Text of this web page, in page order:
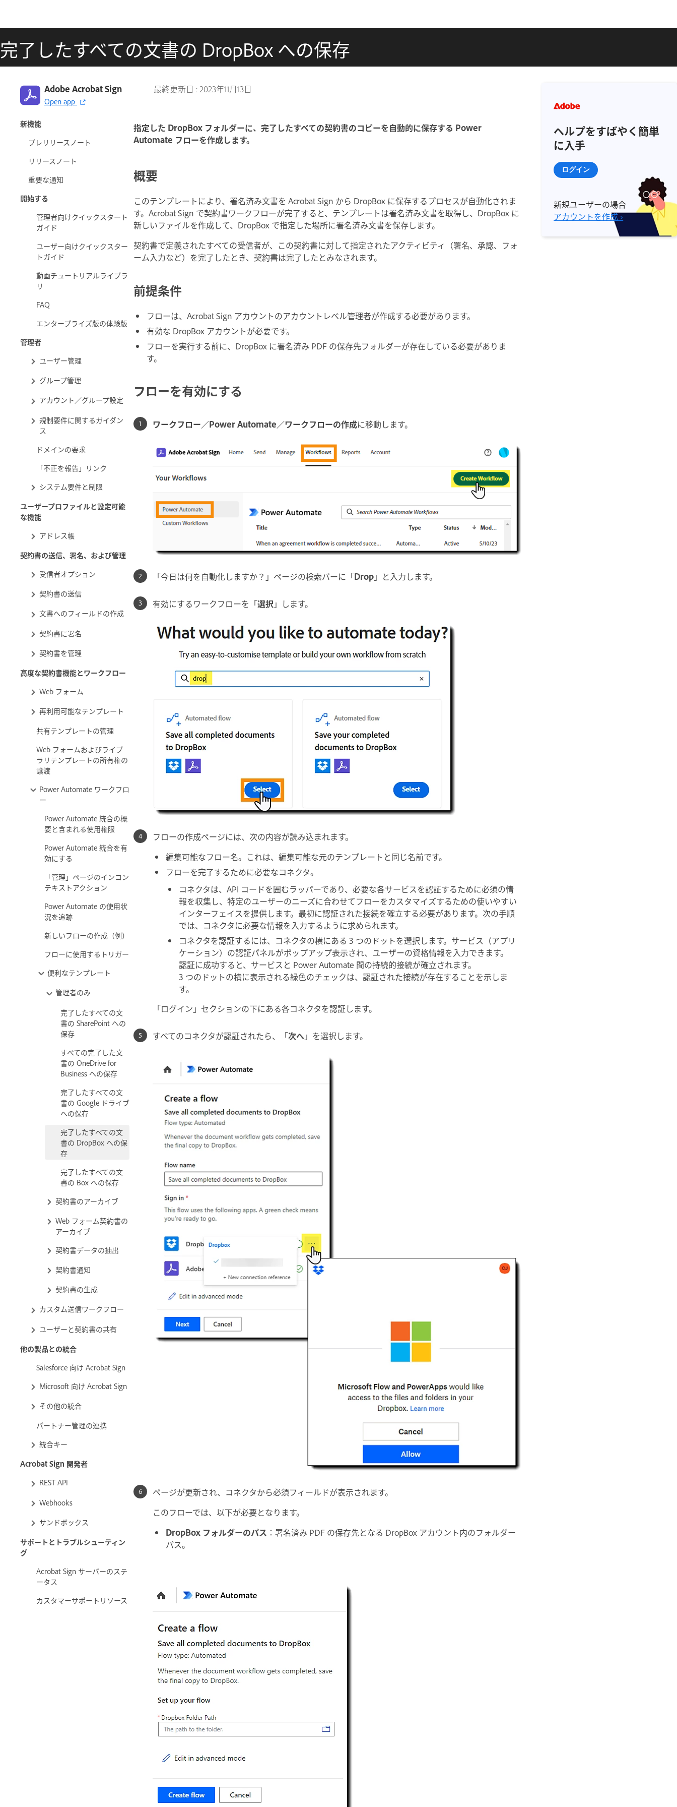
完了したすべての文書の DropBox への保存
最終更新日 :2023年11月13日
Adobe Acrobat Sign
Open app
Adobe Acrobat Sign ガイド
新機能
プレリリースノート
リリースノート
重要な通知
開始する
管理者向けクイックスタート
ガイド
ユーザー向けクイックスター
トガイド
動画チュートリアルライブラ
リ
FAQ
エンタープライズ版の体験版
管理者
ユーザー管理
グループ管理
アカウント／グループ設定
規制要件に関するガイダン
ス
ドメインの要求
「不正を報告」リンク
システム要件と制限
ユーザープロファイルと設定可能
な機能
アドレス帳
契約書の送信、署名、および管理
受信者オプション
契約書の送信
文書へのフィールドの作成
契約書に署名
契約書を管理
高度な契約書機能とワークフロー
Web フォーム
再利用可能なテンプレート
共有テンプレートの管理
Web フォームおよびライブ
ラリテンプレートの所有権の
譲渡
Power Automate ワークフロ
ー
Power Automate 統合の概
要と含まれる使用権限
Power Automate 統合を有
効にする
「管理」ページのインコン
テキストアクション
Power Automate の使用状
況を追跡
新しいフローの作成（例）
フローに使用するトリガー
便利なテンプレート
管理者のみ
完了したすべての文
書の SharePoint への
保存
すべての完了した文
書の OneDrive for
Business への保存
完了したすべての文
書の Google ドライブ
への保存
完了したすべての文
書の DropBox への保
存
完了したすべての文
書の Box への保存
契約書のアーカイブ
Web フォーム契約書の
アーカイブ
契約書データの抽出
契約書通知
契約書の生成
カスタム送信ワークフロー
ユーザーと契約書の共有
他の製品との統合
Salesforce 向け Acrobat Sign
Microsoft 向け Acrobat Sign
その他の統合
パートナー管理の連携
統合キー
Acrobat Sign 開発者
REST API
Webhooks
サンドボックス
サポートとトラブルシューティン
グ
Acrobat Sign サーバーのステ
ータス
カスタマーサポートリソース
指定した DropBox フォルダーに、 完了したすべての契約書のコピーを自動的に保存する Power
Automate フローを作成します。
概要
このテンプレートにより、署名済み文書を Acrobat Sign から DropBox に保存するプロセスが自動化されま
す。Acrobat Sign で契約書ワークフローが完了すると、テンプレートは署名済み文書を取得し、DropBox に
新しいファイルを作成して、DropBox で指定した場所に署名済み文書を保存します。
契約書で定義されたすべての受信者が、この契約書に対して指定されたアクティビティ（署名、承認、フォ
ーム入力など）を完了したとき、契約書は完了したとみなされます。
前提条件
フローは、Acrobat Sign アカウントのアカウントレベル管理者が作成する必要があります。
有効な DropBox アカウントが必要です。
フローを実行する前に、DropBox に署名済み PDF の保存先フォルダーが存在している必要がありま
す。
フローを有効にする
ワークフロー／Power Automate／ワークフローの作成に移動します。
「今日は何を自動化しますか？ 」ページの検索バーに「Drop」と入力します。
有効にするワークフローを「選択」します。
フローの作成ページには、次の内容が読み込まれます。
編集可能なフロー名。 これは、編集可能な元のテンプレートと同じ名前です。
フローを完了するために必要なコネクタ。
コネクタは、API コードを囲むラッパーであり、必要な各サービスを認証するために必須の情
報を収集し、特定のユーザーのニーズに合わせてフローをカスタマイズするための使いやすい
インターフェイスを提供します。最初に認証された接続を確立する必要があります。次の手順
では、コネクタに必要な情報を入力するように求められます。
コネクタを認証するには、 コネクタの横にある 3 つのドットを選択します。サービス（アプリ
ケーション）の認証パネルがポップアップ表示され、ユーザーの資格情報を入力できます。
認証に成功すると、サービスと Power Automate 間の持続的接続が確立されます。
3 つのドットの横に表示される緑色のチェックは、認証された接続が存在することを示しま
す。
「ログイン 」セクションの下にある各コネクタを認証します。
すべてのコネクタが認証されたら、「次へ」を選択します。
ページが更新され、コネクタから必須フィールドが表示されます。
このフローでは、以下が必要となります。
DropBox フォルダーのパス ：署名済み PDF の保存先となる DropBox アカウント内のフォルダー
パス。
ヘルプをすばやく簡単
に入手
ログイン
新規ユーザーの場合
アカウントを作成 ›